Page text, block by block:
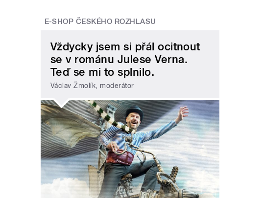
E-SHOP ČESKÉHO ROZHLASU
Vždycky jsem si přál ocitnout
se v románu Julese Verna.
Teď se mi to splnilo.
Václav Žmolík, moderátor